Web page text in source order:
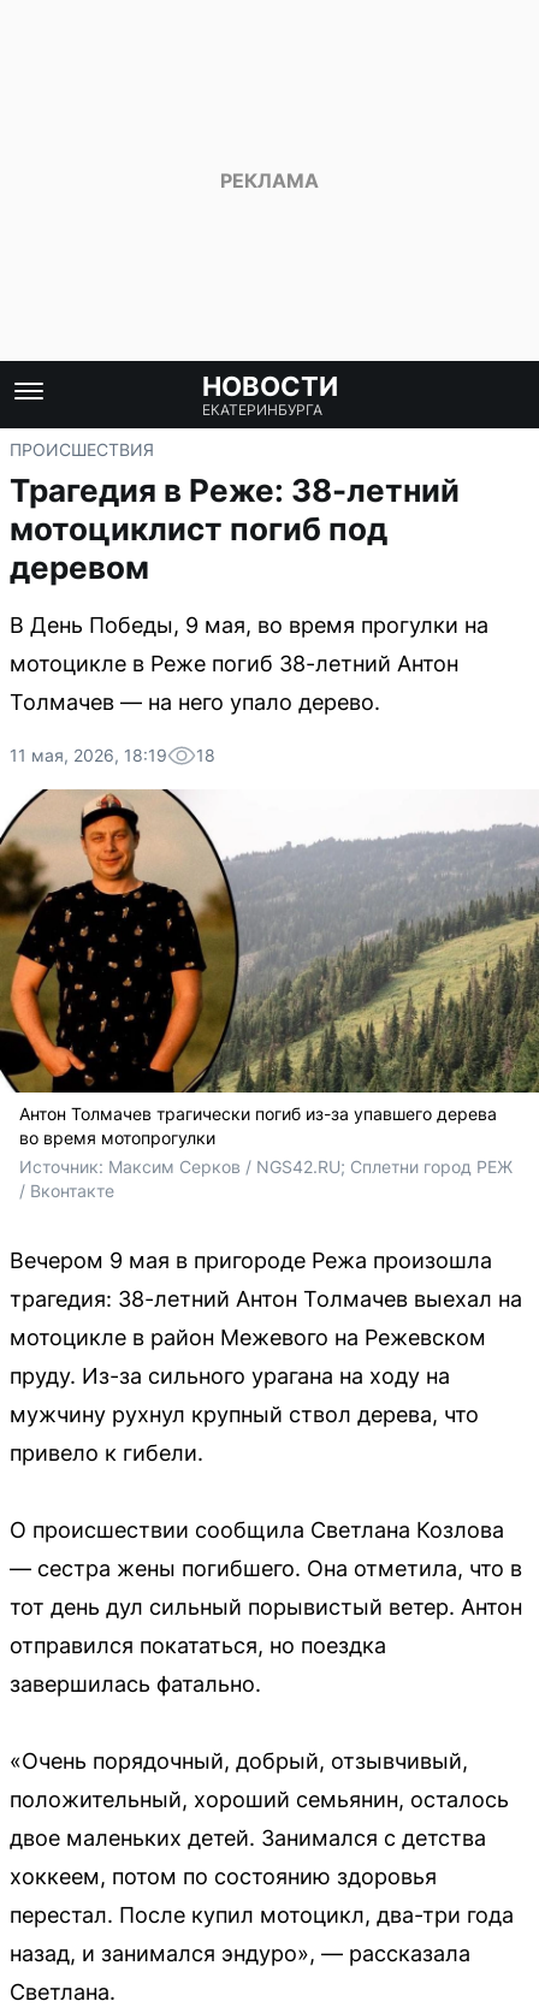
НОВОСТИ
ЕКАТЕРИНБУРГА
ПРОИСШЕСТВИЯ
Трагедия в Реже: 38-летний
мотоциклист погиб под
деревом
В День Победы, 9 мая, во время прогулки на
мотоцикле в Реже погиб 38-летний Антон
Толмачев — на него упало дерево.
11 мая, 2026, 18:19 18
Антон Толмачев трагически погиб из-за упавшего дерева
во время мотопрогулки
Источник: Максим Серков / NGS42.RU; Сплетни город РЕЖ
/ Вконтакте
Вечером 9 мая в пригороде Режа произошла
трагедия: 38-летний Антон Толмачев выехал на
мотоцикле в район Межевого на Режевском
пруду. Из-за сильного урагана на ходу на
мужчину рухнул крупный ствол дерева, что
привело к гибели.
О происшествии сообщила Светлана Козлова
— сестра жены погибшего. Она отметила, что в
тот день дул сильный порывистый ветер. Антон
отправился покататься, но поездка
завершилась фатально.
«Очень порядочный, добрый, отзывчивый,
положительный, хороший семьянин, осталось
двое маленьких детей. Занимался с детства
хоккеем, потом по состоянию здоровья
перестал. После купил мотоцикл, два-три года
назад, и занимался эндуро», — рассказала
Светлана.